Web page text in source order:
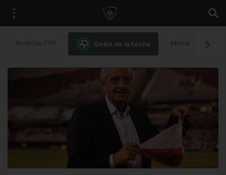
Goles de la fecha